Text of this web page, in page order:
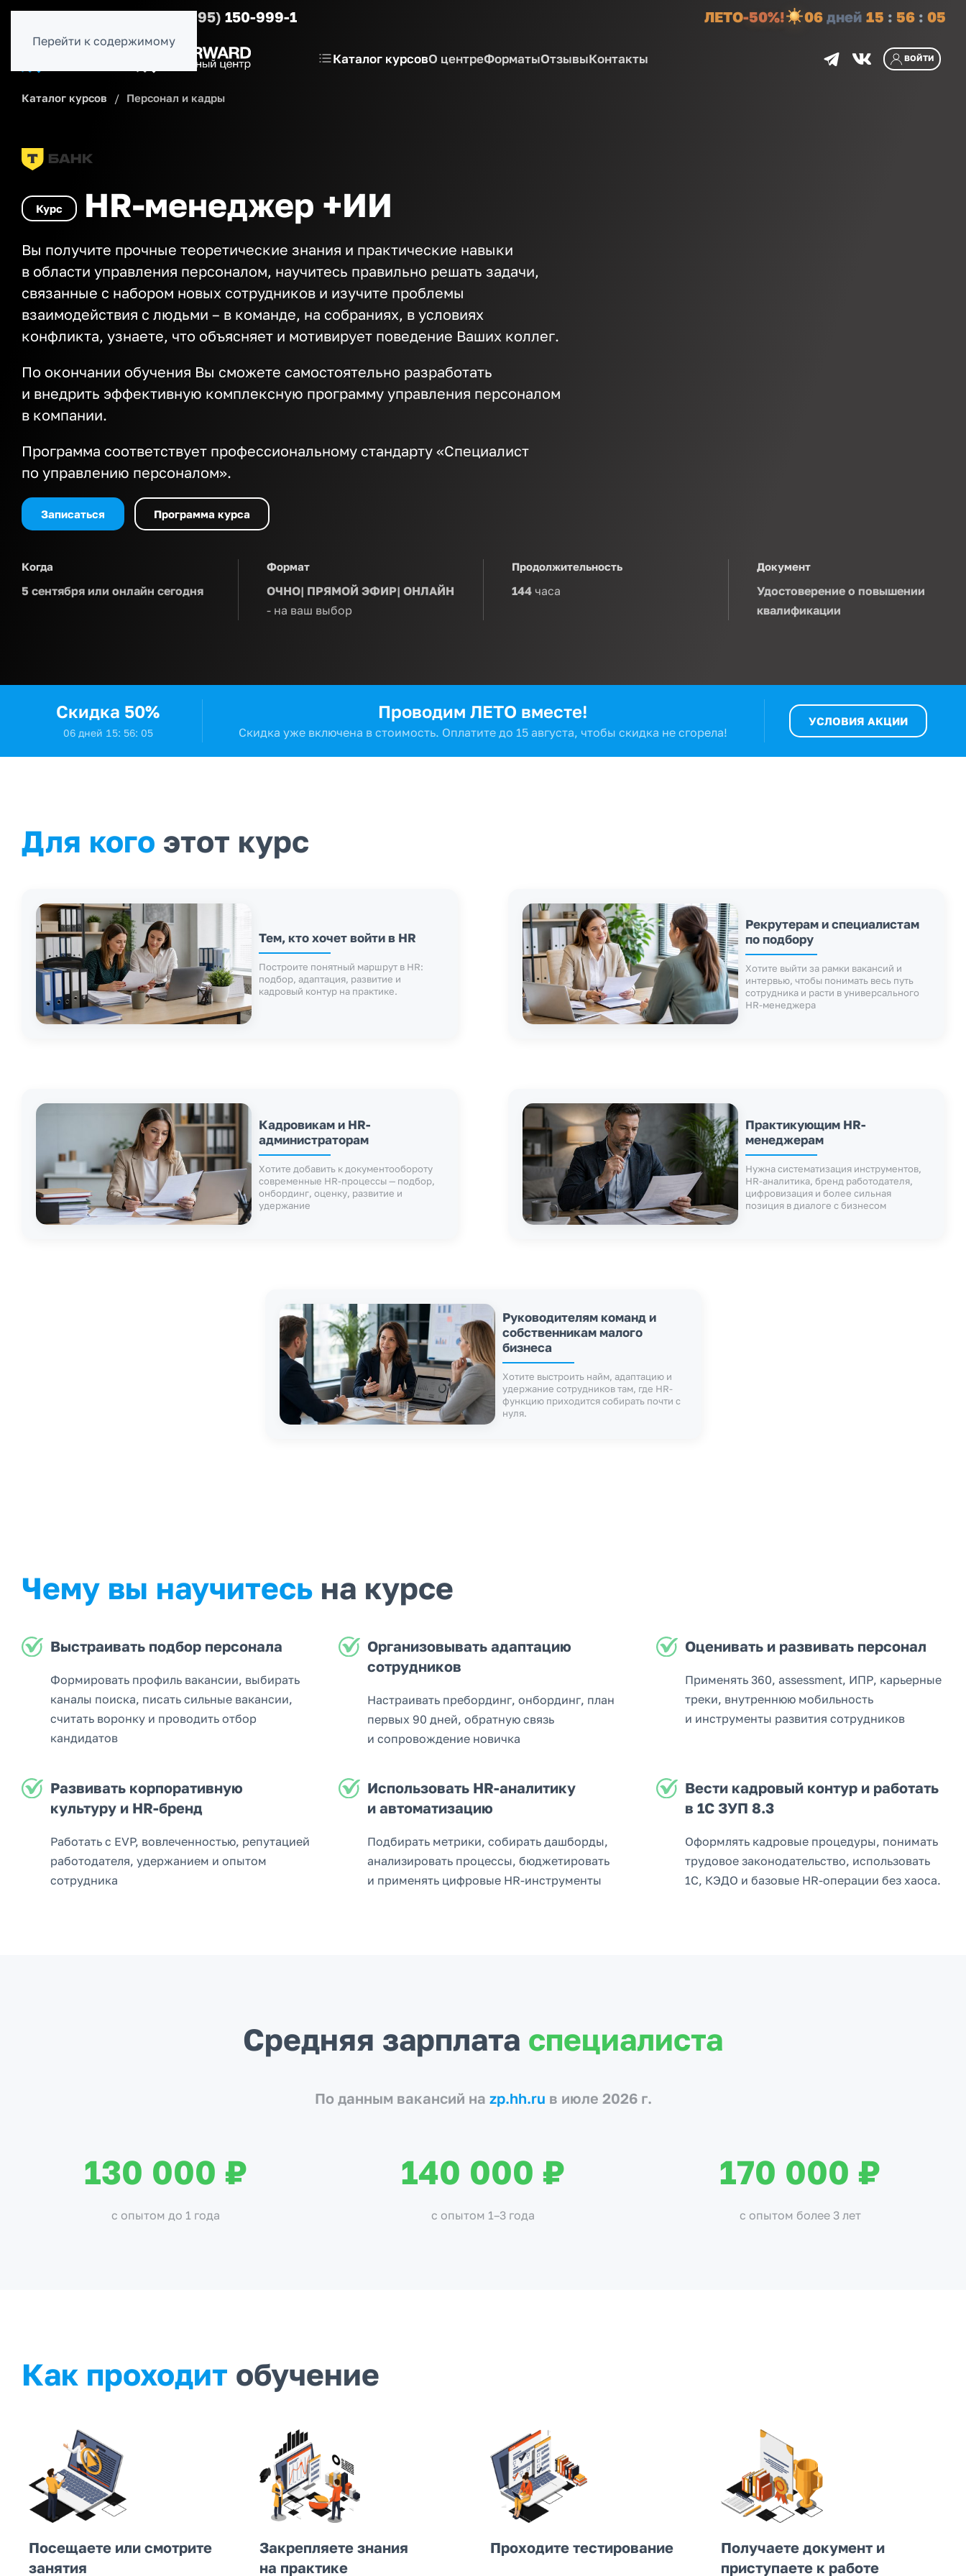
Перейти к содержимому
8 (800)500-54-56 8 (495) 150-999-1 ЛЕТО-50%! 06 дней 15 : 56 : 05
Каталог курсовО центреФорматыОтзывыКонтакты ВОЙТИ
Каталог курсов Персонал и кадры
Курс HR-менеджер +ИИ
Вы получите прочные теоретические знания и практические навыки
в области управления персоналом, научитесь правильно решать задачи,
связанные с набором новых сотрудников и изучите проблемы
взаимодействия с людьми – в команде, на собраниях, в условиях
конфликта, узнаете, что объясняет и мотивирует поведение Ваших коллег.
По окончании обучения Вы сможете самостоятельно разработать
и внедрить эффективную комплексную программу управления персоналом
в компании.
Программа соответствует профессиональному стандарту «Специалист
по управлению персоналом».
Записаться Программа курса
Когда
5 сентября или онлайн сегодня
Формат
ОЧНО| ПРЯМОЙ ЭФИР| ОНЛАЙН
- на ваш выбор
Продолжительность
144 часа
Документ
Удостоверение о повышении
квалификации
Скидка 50%
06дней 15: 56: 04
Проводим ЛЕТО вместе!
Скидка уже включена в стоимость. Оплатите до 15 августа, чтобы скидка не сгорела!
УСЛОВИЯ АКЦИИ
Для кого этот курс
Тем, кто хочет войти в HR
Построите понятный маршрут в HR:
подбор, адаптация, развитие и
кадровый контур на практике.
Рекрутерам и специалистам
по подбору
Хотите выйти за рамки вакансий и
интервью, чтобы понимать весь путь
сотрудника и расти в универсального
HR-менеджера
Кадровикам и HR-
администраторам
Хотите добавить к документообороту
современные HR-процессы — подбор,
онбординг, оценку, развитие и
удержание
Практикующим HR-
менеджерам
Нужна систематизация инструментов,
HR-аналитика, бренд работодателя,
цифровизация и более сильная
позиция в диалоге с бизнесом
Руководителям команд и
собственникам малого
бизнеса
Хотите выстроить найм, адаптацию и
удержание сотрудников там, где HR-
функцию приходится собирать почти с
нуля.
Чему вы научитесь на курсе
Выстраивать подбор персонала
Формировать профиль вакансии, выбирать
каналы поиска, писать сильные вакансии,
считать воронку и проводить отбор
кандидатов
Организовывать адаптацию
сотрудников
Настраивать пребординг, онбординг, план
первых 90 дней, обратную связь
и сопровождение новичка
Оценивать и развивать персонал
Применять 360, assessment, ИПР, карьерные
треки, внутреннюю мобильность
и инструменты развития сотрудников
Развивать корпоративную
культуру и HR-бренд
Работать с EVP, вовлеченностью, репутацией
работодателя, удержанием и опытом
сотрудника
Использовать HR-аналитику
и автоматизацию
Подбирать метрики, собирать дашборды,
анализировать процессы, бюджетировать
и применять цифровые HR-инструменты
Вести кадровый контур и работать
в 1С ЗУП 8.3
Оформлять кадровые процедуры, понимать
трудовое законодательство, использовать
1С, КЭДО и базовые HR-операции без хаоса.
Средняя зарплата специалиста
По данным вакансий на zp.hh.ru в июле 2026 г.
130 000 ₽
с опытом до 1 года
140 000 ₽
с опытом 1–3 года
170 000 ₽
с опытом более 3 лет
Как проходит обучение
Посещаете или смотрите
занятия
Закрепляете знания
на практике
Проходите тестирование
Получаете документ и
приступаете к работе